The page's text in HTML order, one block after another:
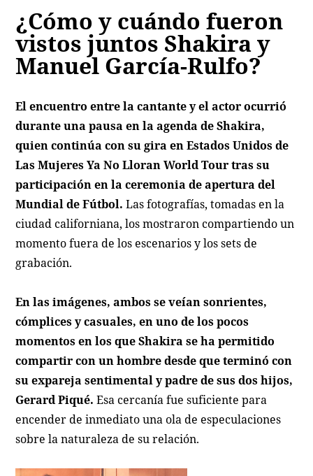
¿Cómo y cuándo fueron
vistos juntos Shakira y
Manuel García-Rulfo?
El encuentro entre la cantante y el actor ocurrió
durante una pausa en la agenda de Shakira,
quien continúa con su gira en Estados Unidos de
Las Mujeres Ya No Lloran World Tourtras su
participación en la ceremonia de apertura del
Mundial de Fútbol. Las fotografías, tomadas en la
ciudad californiana, los mostraron compartiendo un
momento fuera de los escenarios y los sets de
grabación.
En las imágenes, ambos se veían sonrientes,
cómplices y casuales, en uno de los pocos
momentos en los que Shakira se ha permitido
compartir con un hombre desde que terminó con
su expareja sentimental y padre de sus dos hijos,
Gerard Piqué.Esa cercanía fue suficiente para
encender de inmediato una ola de especulaciones
sobre la naturaleza de su relación.